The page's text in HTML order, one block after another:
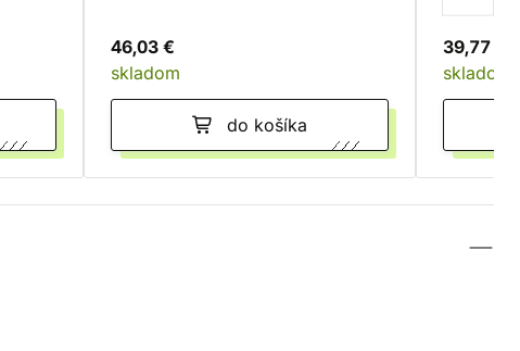
46,03 €
skladom
do košíka
39,77 €
skladom